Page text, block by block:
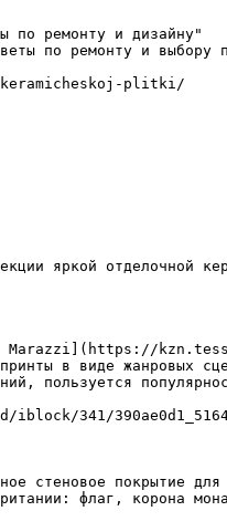
по ремонту и дизайну"
по ремонту и выбору
plitki/
яркой отделочной
Marazzi](https://
в виде жанровых
пользуется
341/
стеновое покрытие
флаг, корона